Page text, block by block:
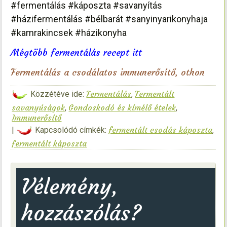
#fermentálás #káposzta #savanyítás
#házifermentálás #bélbarát #sanyinyarikonyhaja
#kamrakincsek #házikonyha
Mégtöbb fermentálás recept itt
Fermentálás a csodálatos immunerősítő, othon
Közzétéve ide: Fermentálás, Fermentált
savanyúságok, Gondoskodó és kímélő ételek,
Immunerősítő
| Kapcsolódó címkék: fermentált csodás káposzta,
fermentált káposzta
Vélemény,
hozzászólás?